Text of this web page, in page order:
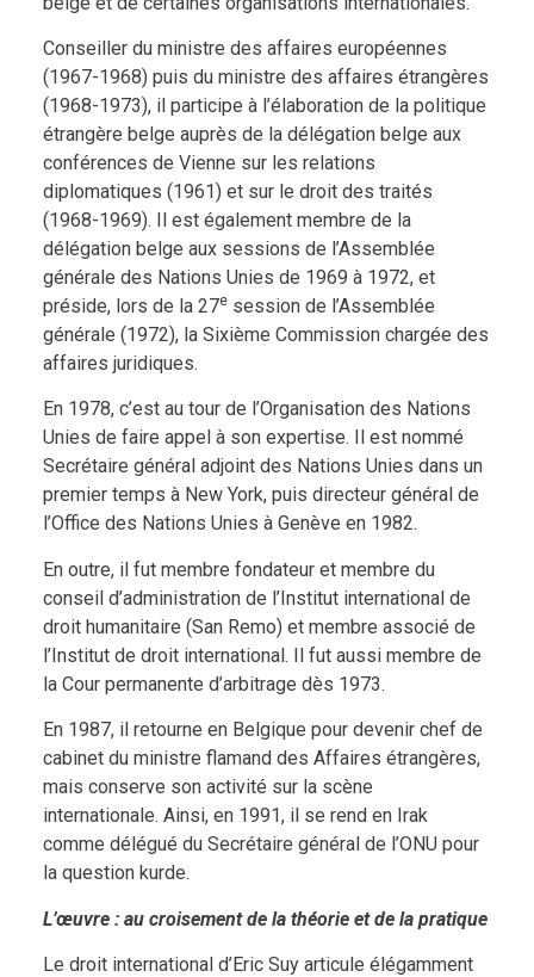
Conseiller du ministre des affaires européennes
(1967-1968) puis du ministre des affaires étrangères
(1968-1973), il participe à l’élaboration de la politique
étrangère belge auprès de la délégation belge aux
conférences de Vienne sur les relations
diplomatiques (1961) et sur le droit des traités
(1968-1969). Il est également membre de la
délégation belge aux sessions de l’Assemblée
générale des Nations Unies de 1969 à 1972, et
préside, lors de la 27esession de l’Assemblée
générale (1972), la Sixième Commission chargée des
affaires juridiques.
En 1978, c’est au tour de l’Organisation des Nations
Unies de faire appel à son expertise. Il est nommé
Secrétaire général adjoint des Nations Unies dans un
premier temps à New York, puis directeur général de
l’Office des Nations Unies à Genève en 1982.
En outre, il fut membre fondateur et membre du
conseil d’administration de l’Institut international de
droit humanitaire (San Remo) et membre associé de
l’Institut de droit international. Il fut aussi membre de
la Cour permanente d’arbitrage dès 1973.
En 1987, il retourne en Belgique pour devenir chef de
cabinet du ministre flamand des Affaires étrangères,
mais conserve son activité sur la scène
internationale. Ainsi, en 1991, il se rend en Irak
comme délégué du Secrétaire général de l’ONU pour
la question kurde.
L’œuvre : au croisement de la théorie et de la pratique
Le droit international d’Eric Suy articule élégamment